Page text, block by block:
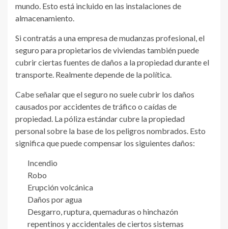
mundo. Esto está incluido en las instalaciones de
almacenamiento.
Si contratás a una empresa de mudanzas profesional, el
seguro para propietarios de viviendas también puede
cubrir ciertas fuentes de daños a la propiedad durante el
transporte. Realmente depende de la política.
Cabe señalar que el seguro no suele cubrir los daños
causados ​​por accidentes de tráfico o caídas de
propiedad. La póliza estándar cubre la propiedad
personal sobre la base de los peligros nombrados. Esto
significa que puede compensar los siguientes daños:
Incendio
Robo
Erupción volcánica
Daños por agua
Desgarro, ruptura, quemaduras o hinchazón
repentinos y accidentales de ciertos sistemas